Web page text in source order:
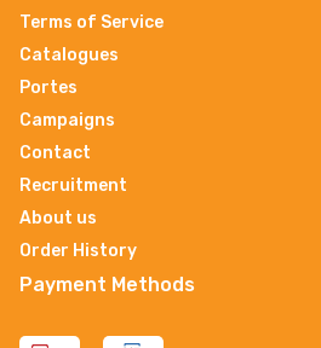
Terms of Service
Catalogues
Portes
Campaigns
Contact
Recruitment
About us
Order History
Payment Methods